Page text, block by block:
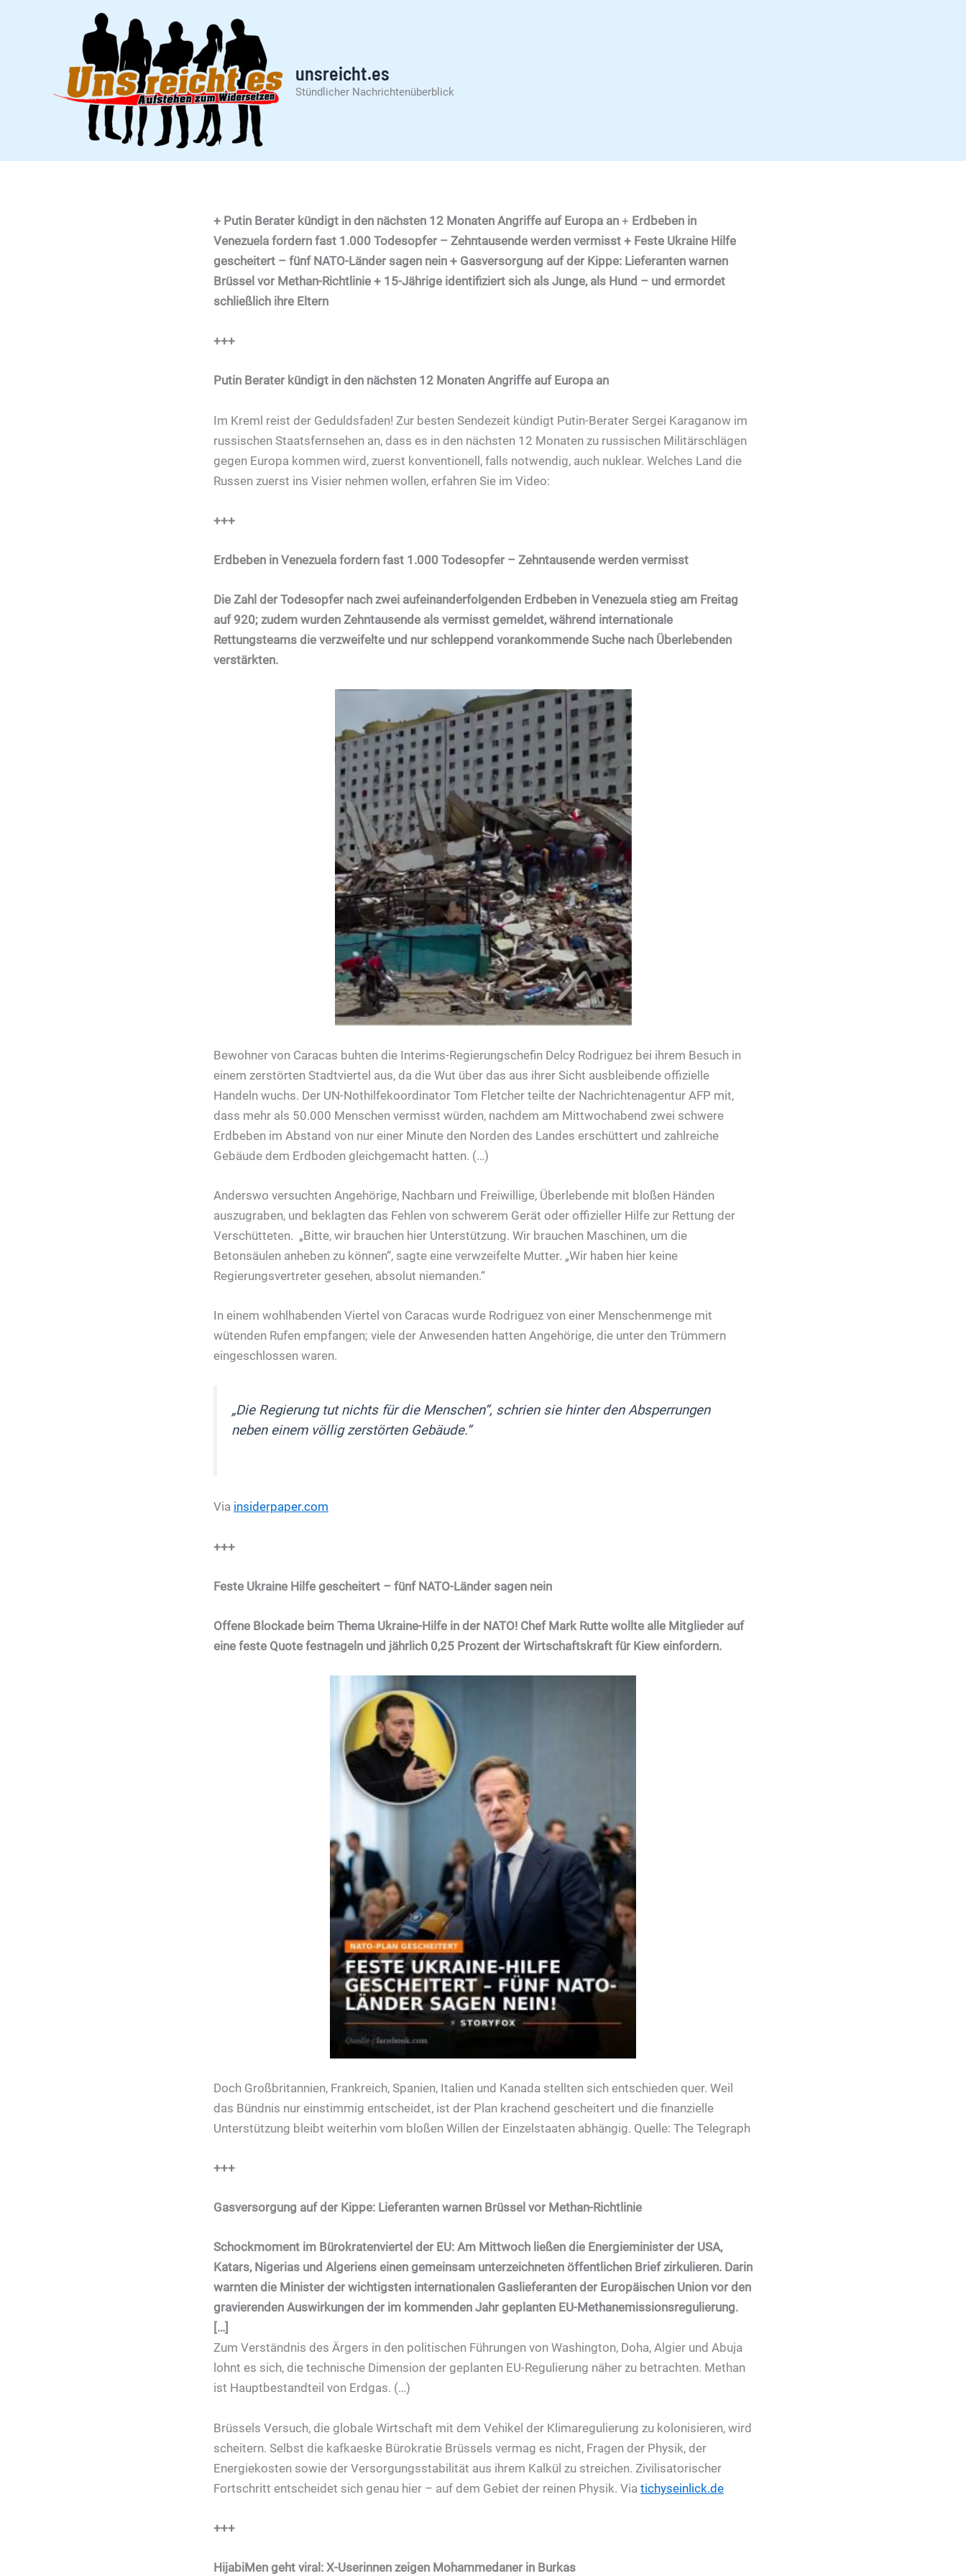
unsreicht.es
Stündlicher Nachrichtenüberblick
+ Putin Berater kündigt in den nächsten 12 Monaten Angriffe auf Europa an + Erdbeben in
Venezuela fordern fast 1.000 Todesopfer – Zehntausende werden vermisst + Feste Ukraine Hilfe
gescheitert – fünf NATO-Länder sagen nein + Gasversorgung auf der Kippe: Lieferanten warnen
Brüssel vor Methan-Richtlinie + 15-Jährige identifiziert sich als Junge, als Hund – und ermordet
schließlich ihre Eltern
+++
Putin Berater kündigt in den nächsten 12 Monaten Angriffe auf Europa an
Im Kreml reist der Geduldsfaden! Zur besten Sendezeit kündigt Putin-Berater Sergei Karaganow im
russischen Staatsfernsehen an, dass es in den nächsten 12 Monaten zu russischen Militärschlägen
gegen Europa kommen wird, zuerst konventionell, falls notwendig, auch nuklear. Welches Land die
Russen zuerst ins Visier nehmen wollen, erfahren Sie im Video:
+++
Erdbeben in Venezuela fordern fast 1.000 Todesopfer – Zehntausende werden vermisst
Die Zahl der Todesopfer nach zwei aufeinanderfolgenden Erdbeben in Venezuela stieg am Freitag
auf 920; zudem wurden Zehntausende als vermisst gemeldet, während internationale
Rettungsteams die verzweifelte und nur schleppend vorankommende Suche nach Überlebenden
verstärkten.
Bewohner von Caracas buhten die Interims-Regierungschefin Delcy Rodriguez bei ihrem Besuch in
einem zerstörten Stadtviertel aus, da die Wut über das aus ihrer Sicht ausbleibende offizielle
Handeln wuchs. Der UN-Nothilfekoordinator Tom Fletcher teilte der Nachrichtenagentur AFP mit,
dass mehr als 50.000 Menschen vermisst würden, nachdem am Mittwochabend zwei schwere
Erdbeben im Abstand von nur einer Minute den Norden des Landes erschüttert und zahlreiche
Gebäude dem Erdboden gleichgemacht hatten. (…)
Anderswo versuchten Angehörige, Nachbarn und Freiwillige, Überlebende mit bloßen Händen
auszugraben, und beklagten das Fehlen von schwerem Gerät oder offizieller Hilfe zur Rettung der
Verschütteten. „Bitte, wir brauchen hier Unterstützung. Wir brauchen Maschinen, um die
Betonsäulen anheben zu können“, sagte eine verwzeifelte Mutter. „Wir haben hier keine
Regierungsvertreter gesehen, absolut niemanden.“
In einem wohlhabenden Viertel von Caracas wurde Rodriguez von einer Menschenmenge mit
wütenden Rufen empfangen; viele der Anwesenden hatten Angehörige, die unter den Trümmern
eingeschlossen waren.
„Die Regierung tut nichts für die Menschen“, schrien sie hinter den Absperrungen
neben einem völlig zerstörten Gebäude.“
Via insiderpaper.com
+++
Feste Ukraine Hilfe gescheitert – fünf NATO-Länder sagen nein
Offene Blockade beim Thema Ukraine-Hilfe in der NATO! Chef Mark Rutte wollte alle Mitglieder auf
eine feste Quote festnageln und jährlich 0,25 Prozent der Wirtschaftskraft für Kiew einfordern.
Doch Großbritannien, Frankreich, Spanien, Italien und Kanada stellten sich entschieden quer. Weil
das Bündnis nur einstimmig entscheidet, ist der Plan krachend gescheitert und die finanzielle
Unterstützung bleibt weiterhin vom bloßen Willen der Einzelstaaten abhängig. Quelle: The Telegraph
+++
Gasversorgung auf der Kippe: Lieferanten warnen Brüssel vor Methan-Richtlinie
Schockmoment im Bürokratenviertel der EU: Am Mittwoch ließen die Energieminister der USA,
Katars, Nigerias und Algeriens einen gemeinsam unterzeichneten öffentlichen Brief zirkulieren. Darin
warnten die Minister der wichtigsten internationalen Gaslieferanten der Europäischen Union vor den
gravierenden Auswirkungen der im kommenden Jahr geplanten EU-Methanemissionsregulierung.
[…]
Zum Verständnis des Ärgers in den politischen Führungen von Washington, Doha, Algier und Abuja
lohnt es sich, die technische Dimension der geplanten EU-Regulierung näher zu betrachten. Methan
ist Hauptbestandteil von Erdgas. (…)
Brüssels Versuch, die globale Wirtschaft mit dem Vehikel der Klimaregulierung zu kolonisieren, wird
scheitern. Selbst die kafkaeske Bürokratie Brüssels vermag es nicht, Fragen der Physik, der
Energiekosten sowie der Versorgungsstabilität aus ihrem Kalkül zu streichen. Zivilisatorischer
Fortschritt entscheidet sich genau hier – auf dem Gebiet der reinen Physik. Via tichyseinlick.de
+++
HijabiMen geht viral: X-Userinnen zeigen Mohammedaner in Burkas